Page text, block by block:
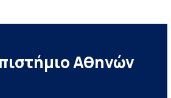
Αθηνών